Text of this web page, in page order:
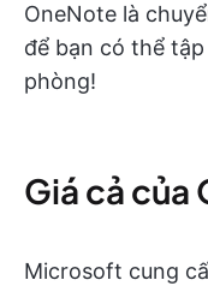
OneNote là
để bạn có thể
phòng!
Giá cả của
Microsoft cung